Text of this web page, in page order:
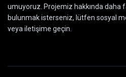
umuyoruz. Projemiz hakkında daha
bulunmak isterseniz, lütfen sosyal
veya iletişime geçin.